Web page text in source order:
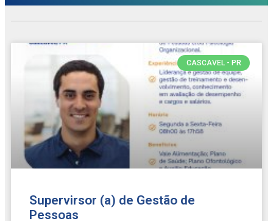
CASCAVEL - PR
Supervirsor (a) de Gestão de
Pessoas